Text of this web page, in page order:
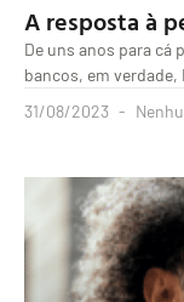
A resposta à
De uns anos para cá
bancos, em verdade,
31/08/2023